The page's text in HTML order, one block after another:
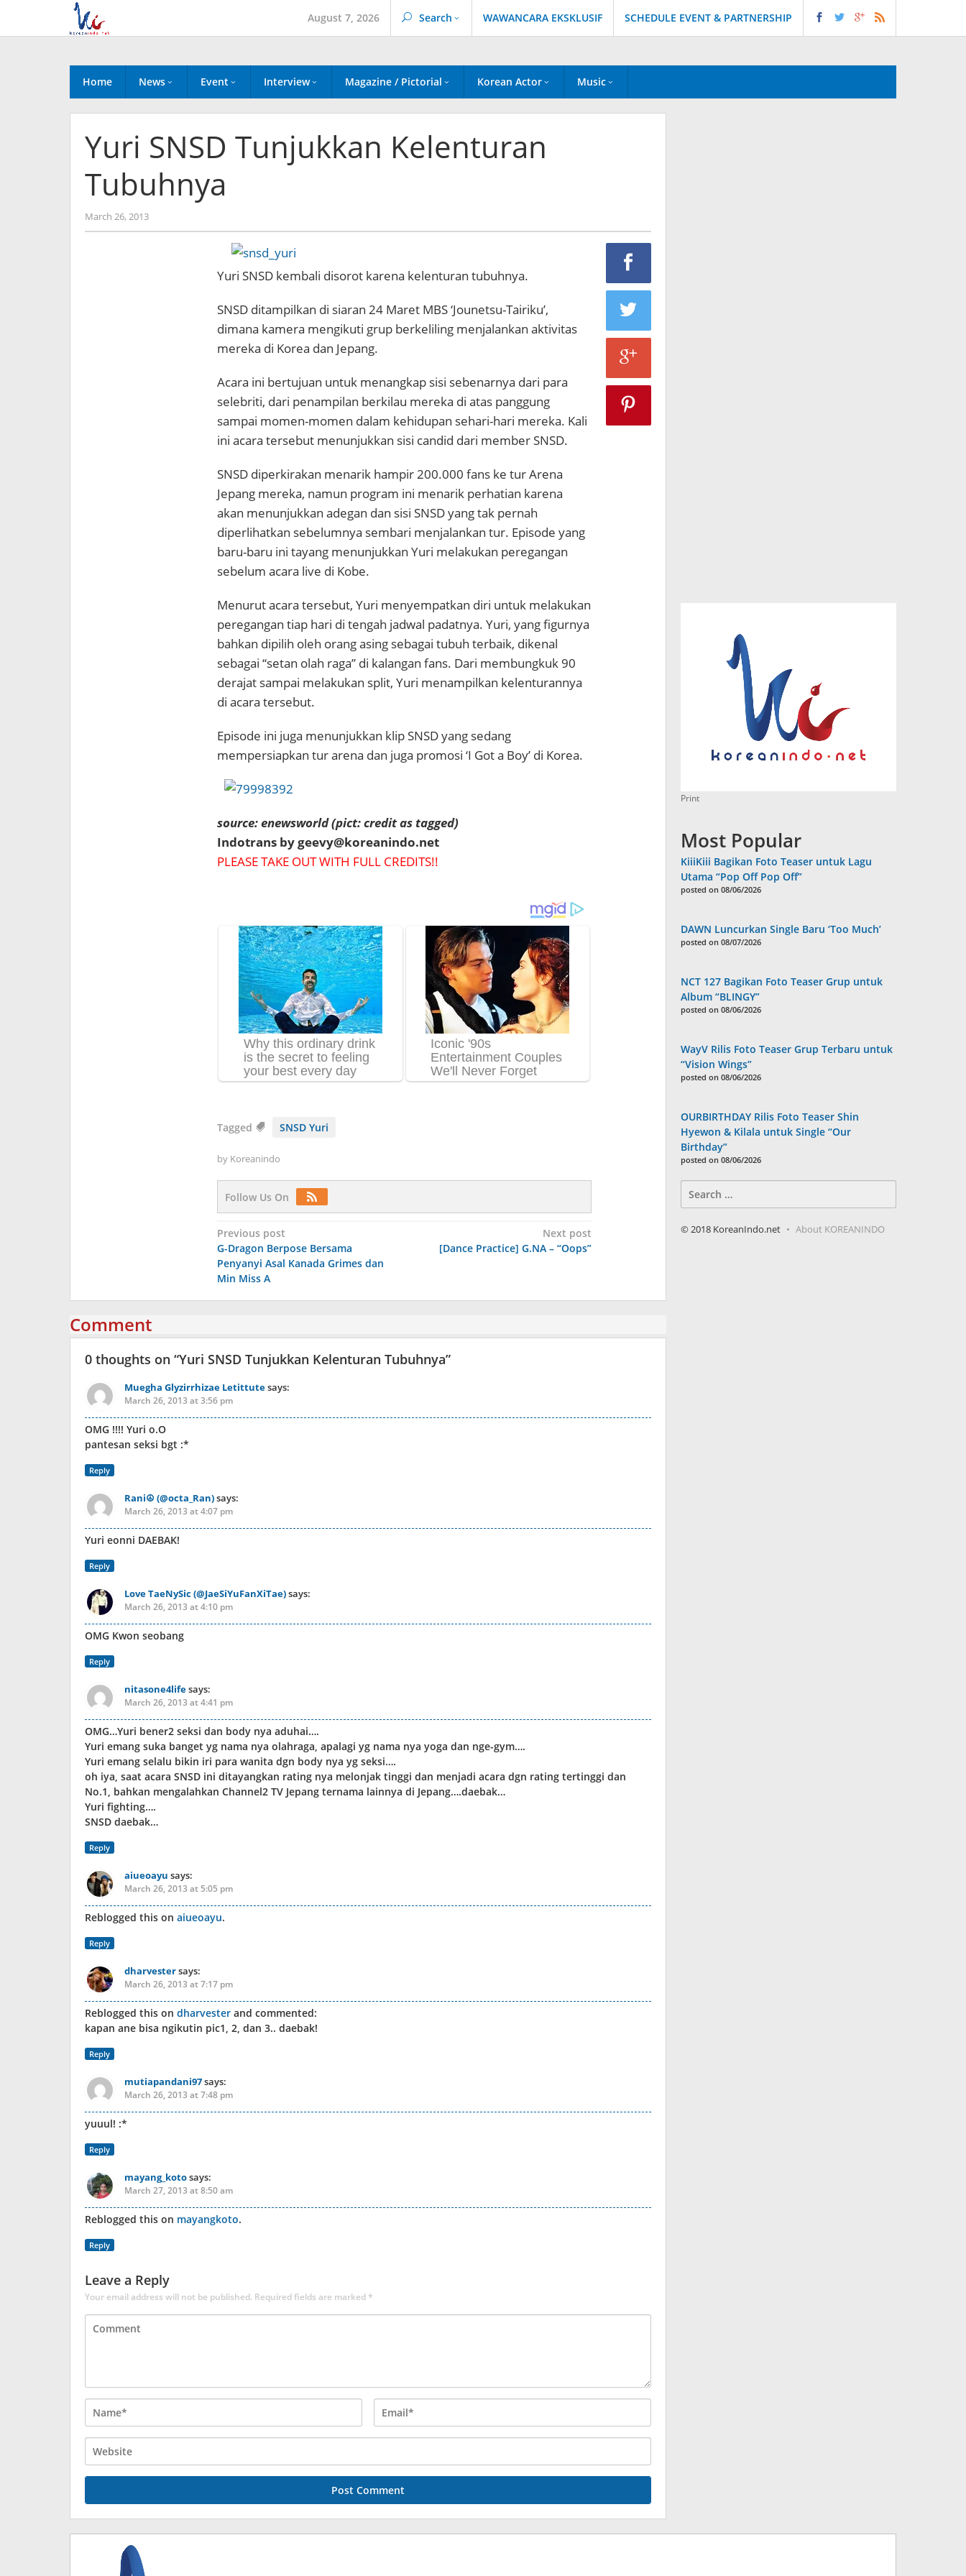
content
August 7, 2026 Search WAWANCARA EKSKLUSIF SCHEDULE EVENT & PARTNERSHIP
Home News Event Interview Magazine / Pictorial Korean Actor Music
Yuri SNSD Tunjukkan Kelenturan
Tubuhnya
March 26, 2013by
Koreanindo
Yuri SNSD kembali disorot karena kelenturan tubuhnya.
SNSD ditampilkan di siaran 24 Maret MBS ‘Jounetsu-Tairiku’,
dimana kamera mengikuti grup berkeliling menjalankan aktivitas
mereka di Korea dan Jepang.
Acara ini bertujuan untuk menangkap sisi sebenarnya dari para
selebriti, dari penampilan berkilau mereka di atas panggung
sampai momen-momen dalam kehidupan sehari-hari mereka. Kali
ini acara tersebut menunjukkan sisi candid dari member SNSD.
SNSD diperkirakan menarik hampir 200.000 fans ke tur Arena
Jepang mereka, namun program ini menarik perhatian karena
akan menunjukkan adegan dan sisi SNSD yang tak pernah
diperlihatkan sebelumnya sembari menjalankan tur. Episode yang
baru-baru ini tayang menunjukkan Yuri melakukan peregangan
sebelum acara live di Kobe.
Menurut acara tersebut, Yuri menyempatkan diri untuk melakukan
peregangan tiap hari di tengah jadwal padatnya. Yuri, yang figurnya
bahkan dipilih oleh orang asing sebagai tubuh terbaik, dikenal
sebagai “setan olah raga” di kalangan fans. Dari membungkuk 90
derajat sampai melakukan split, Yuri menampilkan kelenturannya
di acara tersebut.
Episode ini juga menunjukkan klip SNSD yang sedang
mempersiapkan tur arena dan juga promosi ‘I Got a Boy’ di Korea.
source: enewsworld (pict: credit as tagged)
Indotrans by geevy@koreanindo.net
PLEASE TAKE OUT WITH FULL CREDITS!!
Tagged SNSD Yuri
by Koreanindo
Follow Us On
Post
navigation
Previous post
G-Dragon Berpose Bersama
Penyanyi Asal Kanada Grimes dan
Min Miss A
Next post
[Dance Practice] G.NA – “Oops”
Comment
0 thoughts on “Yuri SNSD Tunjukkan Kelenturan Tubuhnya”
Muegha Glyzirrhizae Letittutesays:
March 26, 2013 at 3:56 pm
OMG !!!! Yuri o.O
pantesan seksi bgt :*
Reply
Rani☮ (@octa_Ran)says:
March 26, 2013 at 4:07 pm
Yuri eonni DAEBAK!
Reply
Love TaeNySic (@JaeSiYuFanXiTae)says:
March 26, 2013 at 4:10 pm
OMG Kwon seobang
Reply
nitasone4lifesays:
March 26, 2013 at 4:41 pm
OMG…Yuri bener2 seksi dan body nya aduhai….
Yuri emang suka banget yg nama nya olahraga, apalagi yg nama nya yoga dan nge-gym….
Yuri emang selalu bikin iri para wanita dgn body nya yg seksi….
oh iya, saat acara SNSD ini ditayangkan rating nya melonjak tinggi dan menjadi acara dgn rating tertinggi dan
No.1, bahkan mengalahkan Channel2 TV Jepang ternama lainnya di Jepang….daebak…
Yuri fighting….
SNSD daebak…
Reply
aiueoayu says:
March 26, 2013 at 5:05 pm
Reblogged this on aiueoayu.
Reply
dharvestersays:
March 26, 2013 at 7:17 pm
Reblogged this on dharvester and commented:
kapan ane bisa ngikutin pic1, 2, dan 3.. daebak!
Reply
mutiapandani97says:
March 26, 2013 at 7:48 pm
yuuul! :*
Reply
mayang_kotosays:
March 27, 2013 at 8:50 am
Reblogged this on mayangkoto.
Reply
Leave a Reply
Your email address will not be published. Required fields are marked*
Print
Most Popular
KiiiKiii Bagikan Foto Teaser untuk Lagu
Utama “Pop Off Pop Off”
posted on 08/06/2026
DAWN Luncurkan Single Baru ‘Too Much’
posted on 08/07/2026
NCT 127 Bagikan Foto Teaser Grup untuk
Album “BLINGY”
posted on 08/06/2026
WayV Rilis Foto Teaser Grup Terbaru untuk
“Vision Wings”
posted on 08/06/2026
OURBIRTHDAY Rilis Foto Teaser Shin
Hyewon & Kilala untuk Single “Our
Birthday”
posted on 08/06/2026
for:
© 2018 KoreanIndo.net About KOREANINDO